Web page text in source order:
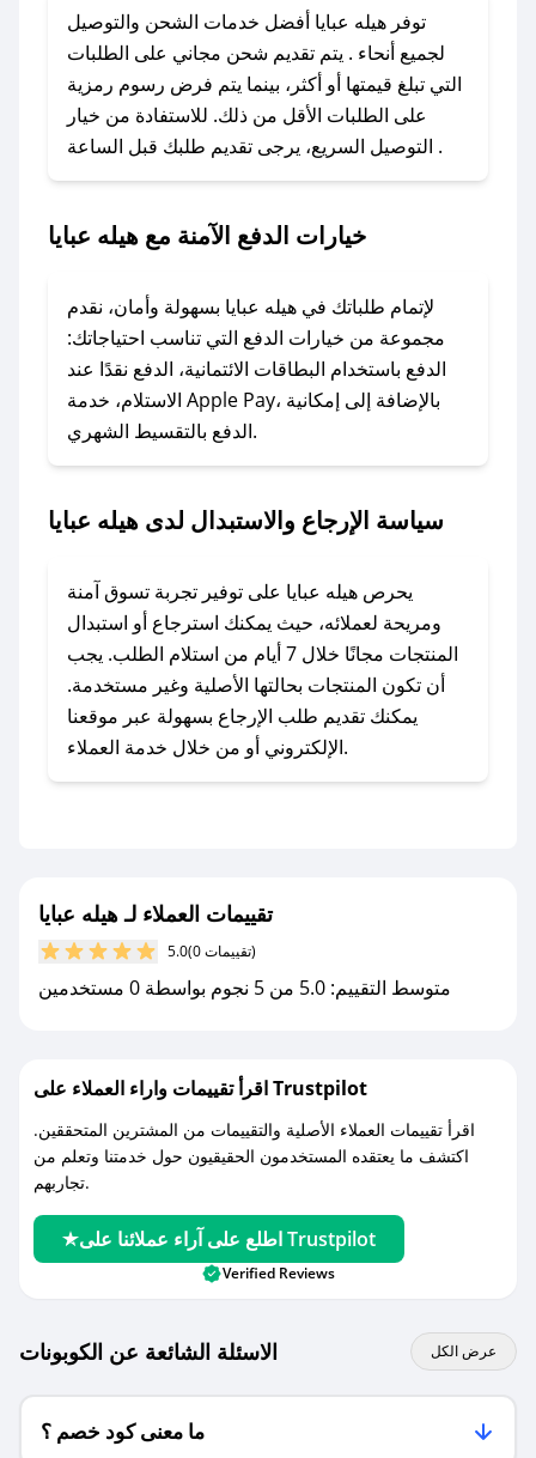
تواصل معنا عبر تويتر أو البريد الإلكتروني لإضافته
بسرعة.
### كيفية استخدام كود خصم هيله عبايا؟
1. انسخ كود الخصم من تطبيق صحصح.
2. الصقه في خانة الدفع عند التسوق من هيله عبايا.
### ماذا أفعل إذا لم يعمل كود الخصم؟
الرسائل الخاصة على تويتر أو البريد الإلكتروني،
وسنقوم بحل المشكلة في أسرع وقت ممكن.
### ماذا أفعل إذا لم أجد كود خصم لمتجري
المفضل؟
في حال عدم توفر كوبونات لمتجرك المفضل، يمكنك
أسرع وقت ممكن.
### كيف تحصل على كوبونات خصم حصرية من
هيله عبايا؟
للحصول على كوبونات وخصومات حصرية، قم بما
يلي:
- اضغط على أيقونة متابعة لمتجر هيله عبايا في
تطبيق صحصح.
مع صحصح، تسوق بذكاء ووفّر على كل مشترياتك مع
توفر هيله عبايا أفضل خدمات الشحن والتوصيل
لجميع أنحاء . يتم تقديم شحن مجاني على الطلبات
التي تبلغ قيمتها أو أكثر، بينما يتم فرض رسوم رمزية
على الطلبات الأقل من ذلك. للاستفادة من خيار
التوصيل السريع، يرجى تقديم طلبك قبل الساعة .
خيارات الدفع الآمنة مع هيله عبايا
لإتمام طلباتك في هيله عبايا بسهولة وأمان، نقدم
مجموعة من خيارات الدفع التي تناسب احتياجاتك:
الدفع باستخدام البطاقات الائتمانية، الدفع نقدًا عند
الاستلام، خدمة Apple Pay، بالإضافة إلى إمكانية
الدفع بالتقسيط الشهري.
سياسة الإرجاع والاستبدال لدى هيله عبايا
يحرص هيله عبايا على توفير تجربة تسوق آمنة
ومريحة لعملائه، حيث يمكنك استرجاع أو استبدال
المنتجات مجانًا خلال 7 أيام من استلام الطلب. يجب
أن تكون المنتجات بحالتها الأصلية وغير مستخدمة.
يمكنك تقديم طلب الإرجاع بسهولة عبر موقعنا
الإلكتروني أو من خلال خدمة العملاء.
تقييمات العملاء لـ هيله عبايا
5.0 (0 تقييمات)
متوسط التقييم: 5.0 من 5 نجوم بواسطة 0 مستخدمين
اقرأ تقييمات واراء العملاء على Trustpilot
اقرأ تقييمات العملاء الأصلية والتقييمات من المشترين المتحققين.
اكتشف ما يعتقده المستخدمون الحقيقيون حول خدمتنا وتعلم من
تجاربهم.
اطلع على آراء عملائنا على Trustpilot
Verified Reviews
الاسئلة الشائعة عن الكوبونات عرض الكل
ما معنى كود خصم ؟